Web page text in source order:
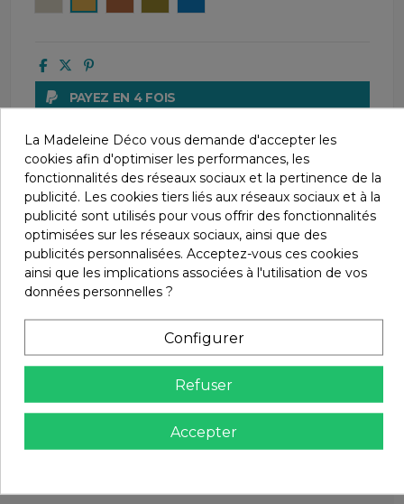
PAYEZ EN 4 FOIS
LIVRAISONS
À PARTIR DE 4€55
UNE QUESTION ?
CONTACTEZ-NOUS AU 04 66 61 63 44
PAIEMENT SÉCURISÉ
AVEC LE CRÉDIT AGRICOLE
SATISFAIT OU REMBOURSÉ.
CHANGEZ D'AVIS SOUS 14 JOURS !
La Madeleine Déco vous demande d'accepter les
cookies afin d'optimiser les performances, les
fonctionnalités des réseaux sociaux et la pertinence de la
publicité. Les cookies tiers liés aux réseaux sociaux et à la
publicité sont utilisés pour vous offrir des fonctionnalités
optimisées sur les réseaux sociaux, ainsi que des
publicités personnalisées. Acceptez-vous ces cookies
ainsi que les implications associées à l'utilisation de vos
données personnelles ?
Configurer
Refuser
Accepter